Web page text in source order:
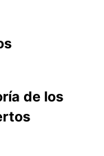
de los